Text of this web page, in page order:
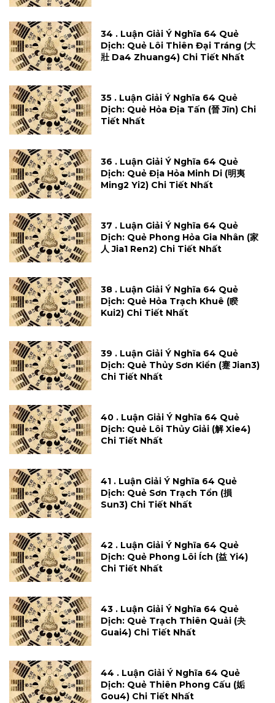
34 . Luận Giải Ý Nghĩa 64 Quẻ
Dịch: Quẻ Lôi Thiên Đại Tráng (大
壯 Da4 Zhuang4) Chi Tiết Nhất
35 . Luận Giải Ý Nghĩa 64 Quẻ
Dịch: Quẻ Hỏa Địa Tấn (晉 Jĩn) Chi
Tiết Nhất
36 . Luận Giải Ý Nghĩa 64 Quẻ
Dịch: Quẻ Địa Hỏa Minh Di (明夷
Ming2 Yi2) Chi Tiết Nhất
37 . Luận Giải Ý Nghĩa 64 Quẻ
Dịch: Quẻ Phong Hỏa Gia Nhân (家
人 Jia1 Ren2) Chi Tiết Nhất
38 . Luận Giải Ý Nghĩa 64 Quẻ
Dịch: Quẻ Hỏa Trạch Khuê (睽
Kui2) Chi Tiết Nhất
39 . Luận Giải Ý Nghĩa 64 Quẻ
Dịch: Quẻ Thủy Sơn Kiển (蹇 Jian3)
Chi Tiết Nhất
40 . Luận Giải Ý Nghĩa 64 Quẻ
Dịch: Quẻ Lôi Thủy Giải (解 Xie4)
Chi Tiết Nhất
41 . Luận Giải Ý Nghĩa 64 Quẻ
Dịch: Quẻ Sơn Trạch Tổn (損
Sun3) Chi Tiết Nhất
42 . Luận Giải Ý Nghĩa 64 Quẻ
Dịch: Quẻ Phong Lôi Ích (益 Yi4)
Chi Tiết Nhất
43 . Luận Giải Ý Nghĩa 64 Quẻ
Dịch: Quẻ Trạch Thiên Quải (夬
Guai4) Chi Tiết Nhất
44 . Luận Giải Ý Nghĩa 64 Quẻ
Dịch: Quẻ Thiên Phong Cấu (姤
Gou4) Chi Tiết Nhất